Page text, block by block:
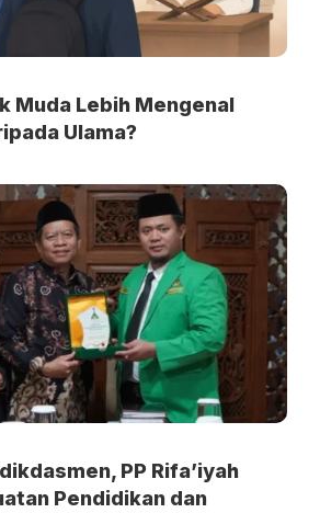
Muda Lebih Mengenal
Ulama?
PP Rifa’iyah
Pendidikan dan